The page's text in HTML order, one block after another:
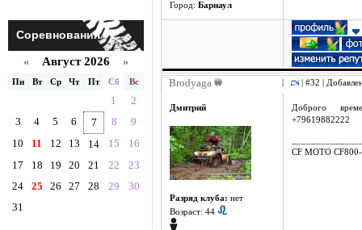
Соревнования
« Август 2026 »
Пн Вт Ср Чт Пт Сб Вс
1
2
3
4 5 6 7 8
9
10
11 12 13 14 15
16
17
18 19 20 21 22
23
24
25 26 27 28 29
30
31
Город: Барнаул
Brodyaga | #32 |
Дмитрий
Разряд клуба: нет
Возраст: 44
Доброго
+79619882222
CF MOTO